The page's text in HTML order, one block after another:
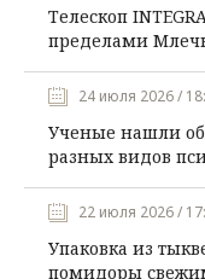
Телескоп
пределами
24 июля 2026 /
Ученые нашли
разных видов
22 июля 2026 /
Упаковка из
помидоры